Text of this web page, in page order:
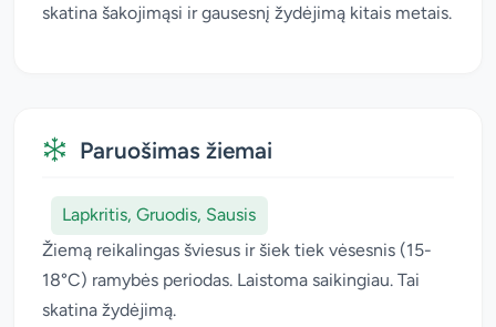
skatina šakojimąsi ir gausesnį žydėjimą kitais metais.
Paruošimas žiemai
Lapkritis, Gruodis, Sausis
Žiemą reikalingas šviesus ir šiek tiek vėsesnis (15-
18°C) ramybės periodas. Laistoma saikingiau. Tai
skatina žydėjimą.